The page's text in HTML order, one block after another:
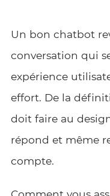
Un bon chatbot
conversation qui
expérience
effort. De la
doit faire au
répond et même
compte.